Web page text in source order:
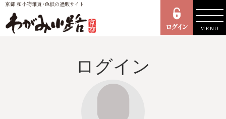
MENU
京都 和小物雑貨･色紙の通販サイト
ログイン